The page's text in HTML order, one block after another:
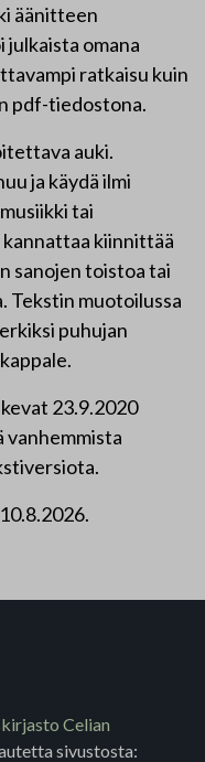
äänitteen
omana
ratkaisu kuin
pdf-tiedostona.
auki.
ja käydä ilmi
tai
kiinnittää
sanojen toistoa tai
Tekstin muotoilussa
puhujan
23.9.2020
vanhemmista
Celian
sivustosta: